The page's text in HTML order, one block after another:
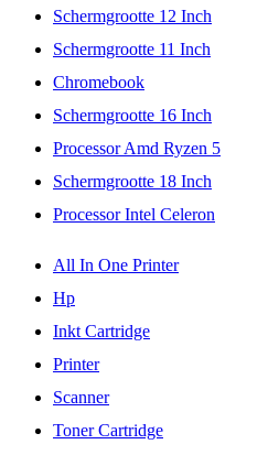
Schermgrootte 12 Inch
Schermgrootte 11 Inch
Chromebook
Schermgrootte 16 Inch
Processor Amd Ryzen 5
Schermgrootte 18 Inch
Processor Intel Celeron
All In One Printer
Hp
Inkt Cartridge
Printer
Scanner
Toner Cartridge